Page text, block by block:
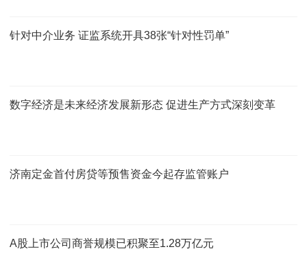
针对中介业务 证监系统开具38张“针对性罚单”
数字经济是未来经济发展新形态 促进生产方式深刻变革
济南定金首付房贷等预售资金今起存监管账户
A股上市公司商誉规模已积聚至1.28万亿元